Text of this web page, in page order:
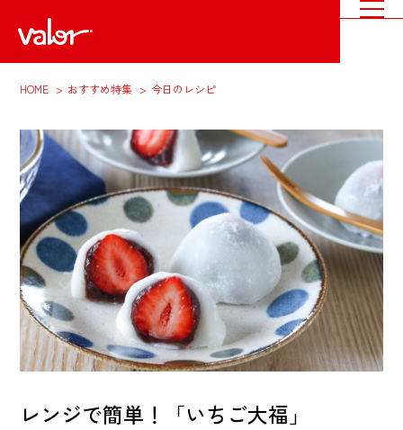
HOME おすすめ特集 今日のレシピ
レンジで簡単！「いちご大福」